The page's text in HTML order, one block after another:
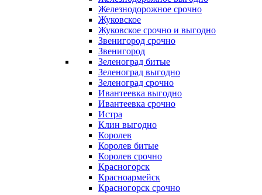
Железнодорожное срочно
Жуковское
Жуковское срочно и выгодно
Звенигород срочно
Звенигород
Зеленоград битые
Зеленоград выгодно
Зеленоград срочно
Ивантеевка выгодно
Ивантеевка срочно
Истра
Клин выгодно
Королев
Королев битые
Королев срочно
Красногорск
Красноармейск
Красногорск срочно